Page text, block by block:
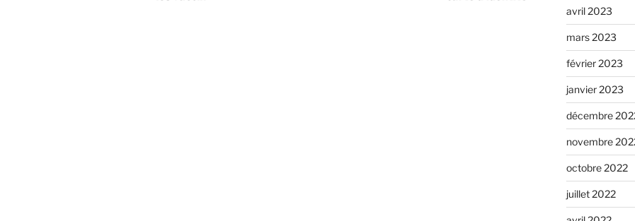
avril 2023
mars 2023
février 2023
janvier 2023
décembre
novembre
octobre 2022
juillet 2022